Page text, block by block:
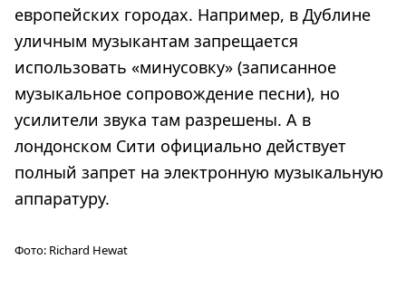
европейских городах. Например, в Дублине
уличным музыкантам запрещается
использовать «минусовку» (записанное
музыкальное сопровождение песни), но
усилители звука там разрешены. А в
лондонском Сити официально действует
полный запрет на электронную музыкальную
аппаратуру.
Фото: Richard Hewat